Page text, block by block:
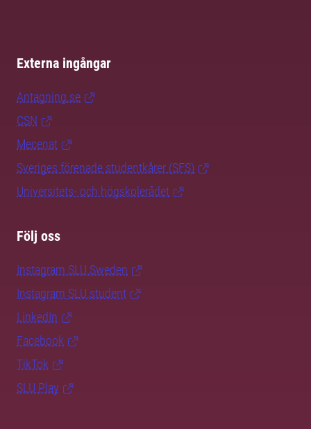
Externa ingångar
Antagning.se
CSN
Mecenat
Sveriges förenade studentkårer (SFS)
Universitets- och högskolerådet
Följ oss
Instagram SLU.Sweden
Instagram SLU.student
LinkedIn
Facebook
TikTok
SLU Play